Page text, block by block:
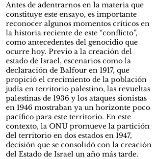
Antes de adentrarnos en la materia que
constituye este ensayo, es importante
reconocer algunos momentos críticos en
la historia reciente de este “conflicto”,
como antecedentes del genocidio que
ocurre hoy. Previo a la creación del
estado de Israel, escenarios como la
declaración de Balfour en 1917, que
propició el crecimiento de la población
judía en territorio palestino, las revueltas
palestinas de 1936 y los ataques sionistas
en 1946 mostraban ya un horizonte poco
pacífico para este territorio. En este
contexto, la ONU promueve la partición
del territorio en dos estados en 1947,
decisión que se consolidó con la creación
del Estado de Israel un año más tarde.